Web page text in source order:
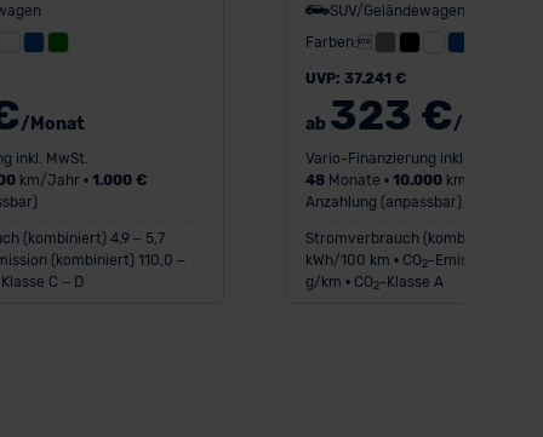
/Monat
inkl. MwSt.
km/Jahr • 1.000 €
(kombiniert) 4,9 – 5,7
(kombiniert) 110,0 –
C – D
SUV/Geländewagen
Farben:
UVP: 37.241 €
ab 323 €/Monat
Vario-Finanzierung inkl. MwSt.
48Monate • 10.000km/Jahr •
Anzahlung (anpassbar)
Stromverbrauch (kombiniert) 15,6
kWh/100 km • CO2-Emission
g/km • CO2-Klasse A